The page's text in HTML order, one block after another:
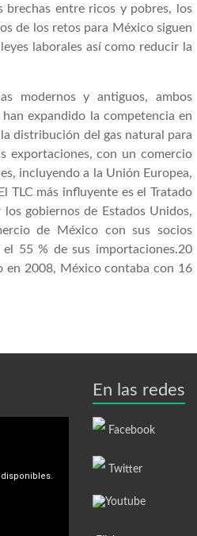
brechas entre ricos y pobres, los
de los retos para México siguen
laborales así como reducir la
modernos y antiguos, ambos
expandido la competencia en
distribución del gas natural para
exportaciones, con un comercio
incluyendo a la Unión Europea,
TLC más influyente es el Tratado
gobiernos de Estados Unidos,
de México con sus socios
55 % de sus importaciones.20
en 2008, México contaba con 16
En las redes
Facebook
Twitter
Youtube